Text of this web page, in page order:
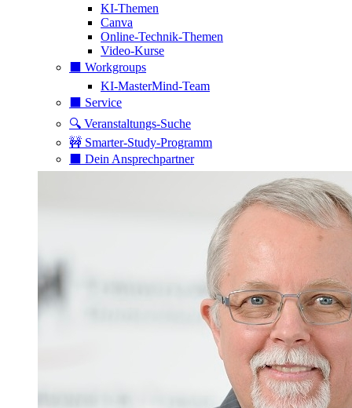
KI-Themen
Canva
Online-Technik-Themen
Video-Kurse
⬛️ Workgroups
KI-MasterMind-Team
⬛️ Service
🔍 Veranstaltungs-Suche
🚧 Smarter-Study-Programm
⬛️ Dein Ansprechpartner